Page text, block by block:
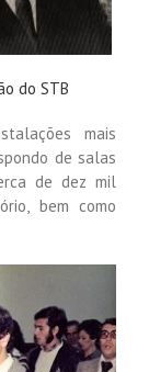
do STB
mais
de salas
de dez mil
bem como